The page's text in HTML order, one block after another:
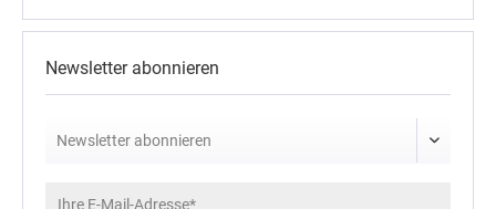
Newsletter abonnieren